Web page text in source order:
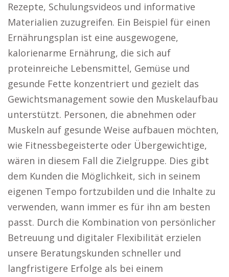
Rezepte, Schulungsvideos und informative
Materialien zuzugreifen. Ein Beispiel für einen
Ernährungsplan ist eine ausgewogene,
kalorienarme Ernährung, die sich auf
proteinreiche Lebensmittel, Gemüse und
gesunde Fette konzentriert und gezielt das
Gewichtsmanagement sowie den Muskelaufbau
unterstützt. Personen, die abnehmen oder
Muskeln auf gesunde Weise aufbauen möchten,
wie Fitnessbegeisterte oder Übergewichtige,
wären in diesem Fall die Zielgruppe. Dies gibt
dem Kunden die Möglichkeit, sich in seinem
eigenen Tempo fortzubilden und die Inhalte zu
verwenden, wann immer es für ihn am besten
passt. Durch die Kombination von persönlicher
Betreuung und digitaler Flexibilität erzielen
unsere Beratungskunden schneller und
langfristigere Erfolge als bei einem